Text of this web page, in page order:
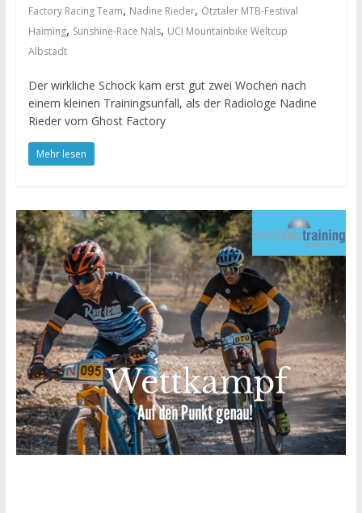
Factory Racing Team, Nadine Rieder, Ötztaler MTB-Festival
Haiming, Sunshine-Race Nals, UCI Mountainbike Weltcup
Albstadt
Der wirkliche Schock kam erst gut zwei Wochen nach
einem kleinen Trainingsunfall, als der Radiologe Nadine
Rieder vom Ghost Factory
Mehr lesen